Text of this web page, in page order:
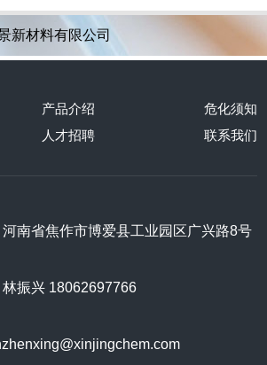
新材料有限公司
产品介绍
危化须知
人才招聘 联系我们
南省焦作市博爱县工业园区广兴路8号
振兴 18062697766